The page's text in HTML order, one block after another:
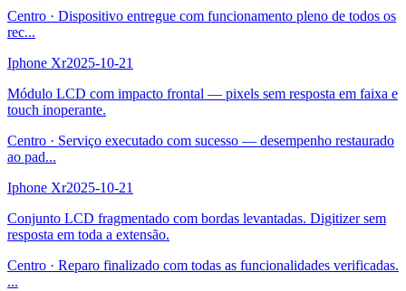
Centro · Dispositivo entregue com funcionamento pleno de todos os
rec...
Iphone Xr2025-10-21
Módulo LCD com impacto frontal — pixels sem resposta em faixa e
touch inoperante.
Centro · Serviço executado com sucesso — desempenho restaurado
ao pad...
Iphone Xr2025-10-21
Conjunto LCD fragmentado com bordas levantadas. Digitizer sem
resposta em toda a extensão.
Centro · Reparo finalizado com todas as funcionalidades verificadas.
...